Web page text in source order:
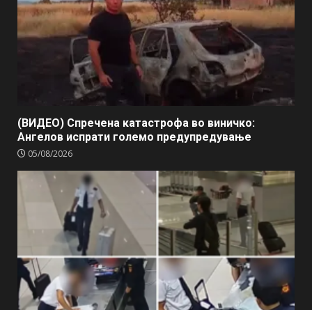
(ВИДЕО) Спречена катастрофа во виничко:
Ангелов испрати големо предупредување
05/08/2026